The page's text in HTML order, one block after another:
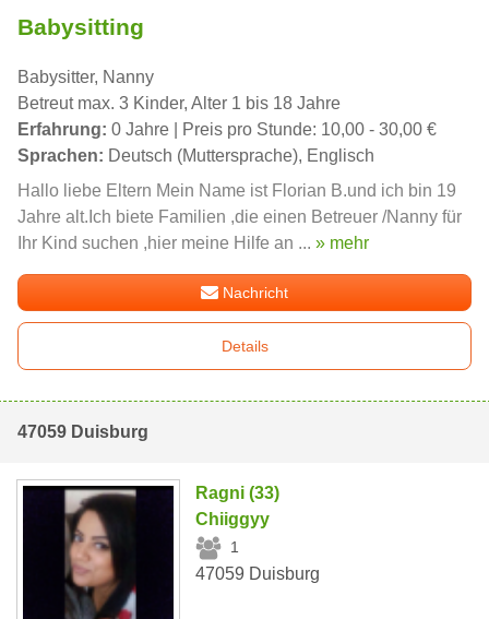
Babysitting
Babysitter, Nanny
Betreut max. 3 Kinder, Alter 1 bis 18 Jahre
Erfahrung: 0 Jahre | Preis pro Stunde: 10,00 - 30,00 €
Sprachen: Deutsch (Muttersprache), Englisch
Hallo liebe Eltern Mein Name ist Florian B.und ich bin 19
Jahre alt.Ich biete Familien ,die einen Betreuer /Nanny für
Ihr Kind suchen ,hier meine Hilfe an ... » mehr
Nachricht
Details
47059 Duisburg
Ragni (33)
Chiiggyy
1
47059 Duisburg